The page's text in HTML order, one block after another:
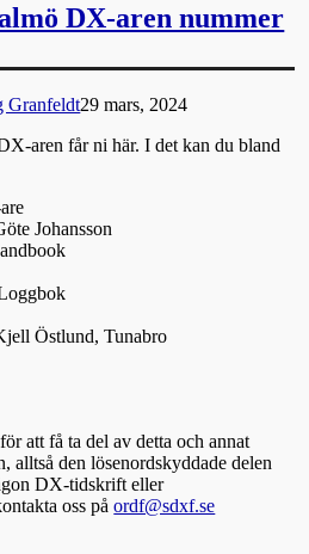
DX-aren nummer
Granfeldt29 mars, 2024
aren får ni här. I det kan du bland
Johansson
Östlund, Tunabro
att få ta del av detta och annat
alltså den lösenordskyddade delen
DX-tidskrift eller
oss påordf@sdxf.se